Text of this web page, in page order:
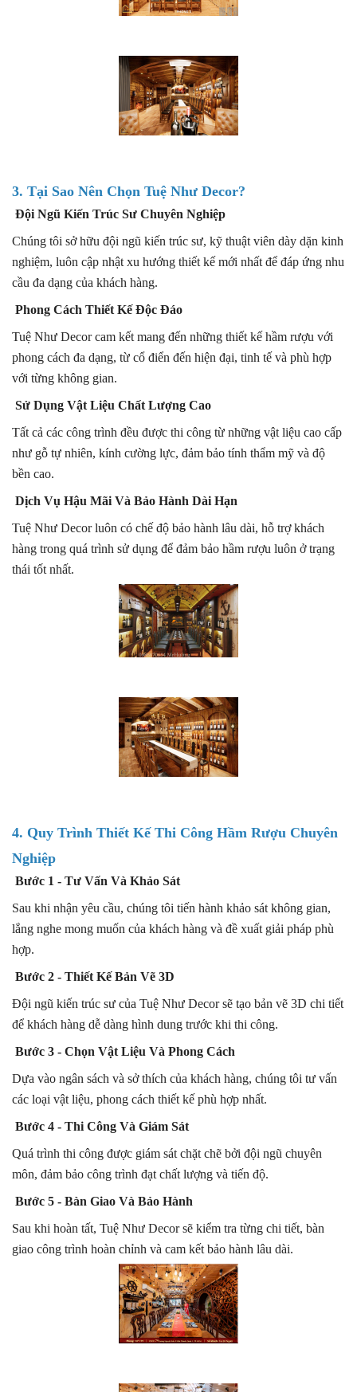
3. Tại Sao Nên Chọn Tuệ Như Decor?
Đội Ngũ Kiến Trúc Sư Chuyên Nghiệp
Chúng tôi sở hữu đội ngũ kiến trúc sư, kỹ thuật viên dày dặn kinh
nghiệm, luôn cập nhật xu hướng thiết kế mới nhất để đáp ứng nhu
cầu đa dạng của khách hàng.
Phong Cách Thiết Kế Độc Đáo
Tuệ Như Decor cam kết mang đến những thiết kế hầm rượu với
phong cách đa dạng, từ cổ điển đến hiện đại, tinh tế và phù hợp
với từng không gian.
Sử Dụng Vật Liệu Chất Lượng Cao
Tất cả các công trình đều được thi công từ những vật liệu cao cấp
như gỗ tự nhiên, kính cường lực, đảm bảo tính thẩm mỹ và độ
bền cao.
Dịch Vụ Hậu Mãi Và Bảo Hành Dài Hạn
Tuệ Như Decor luôn có chế độ bảo hành lâu dài, hỗ trợ khách
hàng trong quá trình sử dụng để đảm bảo hầm rượu luôn ở trạng
thái tốt nhất.
4. Quy Trình Thiết Kế Thi Công Hầm Rượu Chuyên
Nghiệp
Bước 1 - Tư Vấn Và Khảo Sát
Sau khi nhận yêu cầu, chúng tôi tiến hành khảo sát không gian,
lắng nghe mong muốn của khách hàng và đề xuất giải pháp phù
hợp.
Bước 2 - Thiết Kế Bản Vẽ 3D
Đội ngũ kiến trúc sư của Tuệ Như Decor sẽ tạo bản vẽ 3D chi tiết
để khách hàng dễ dàng hình dung trước khi thi công.
Bước 3 - Chọn Vật Liệu Và Phong Cách
Dựa vào ngân sách và sở thích của khách hàng, chúng tôi tư vấn
các loại vật liệu, phong cách thiết kế phù hợp nhất.
Bước 4 - Thi Công Và Giám Sát
Quá trình thi công được giám sát chặt chẽ bởi đội ngũ chuyên
môn, đảm bảo công trình đạt chất lượng và tiến độ.
Bước 5 - Bàn Giao Và Bảo Hành
Sau khi hoàn tất, Tuệ Như Decor sẽ kiểm tra từng chi tiết, bàn
giao công trình hoàn chỉnh và cam kết bảo hành lâu dài.